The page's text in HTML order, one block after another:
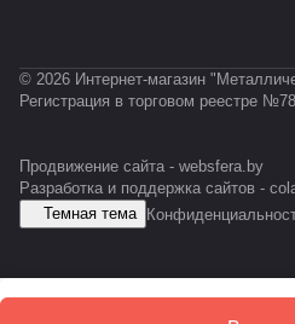
© 2026 Интернет-магазин
Регистрация в торговом реестре
Продвижение сайта - websfera.by
Разработка и поддержка сайтов -
Темная тема